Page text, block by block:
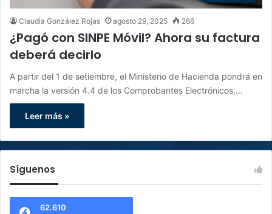
Claudia González Rojas agosto 29, 2025 266
¿Pagó con SINPE Móvil? Ahora su factura
deberá decirlo
A partir del 1 de setiembre, el Ministerio de Hacienda pondrá en
marcha la versión 4.4 de los Comprobantes Electrónicos,…
Leer más »
Síguenos
62.610